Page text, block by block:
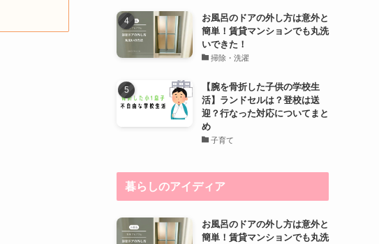
お風呂のドアの外し方は意外と
簡単！賃貸マンションでも丸洗
いできた！
掃除・洗濯
【腕を骨折した子供の学校生
活】ランドセルは？登校は送
迎？行なった対応についてまと
め
子育て
暮らしのアイディア
お風呂のドアの外し方は意外と
簡単！賃貸マンションでも丸洗